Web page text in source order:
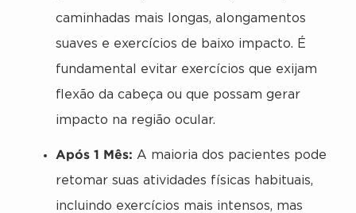
caminhadas mais longas, alongamentos
suaves e exercícios de baixo impacto. É
fundamental evitar exercícios que exijam
flexão da cabeça ou que possam gerar
impacto na região ocular.
Após 1 Mês: A maioria dos pacientes pode
retomar suas atividades físicas habituais,
incluindo exercícios mais intensos, mas